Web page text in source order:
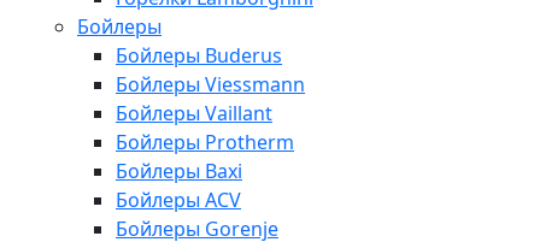
Бойлеры
Бойлеры Buderus
Бойлеры Viessmann
Бойлеры Vaillant
Бойлеры Protherm
Бойлеры Baxi
Бойлеры ACV
Бойлеры Gorenje